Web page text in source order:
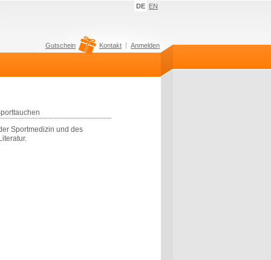
DE EN
Gutschein Kontakt Anmelden
Sportmedizin und des